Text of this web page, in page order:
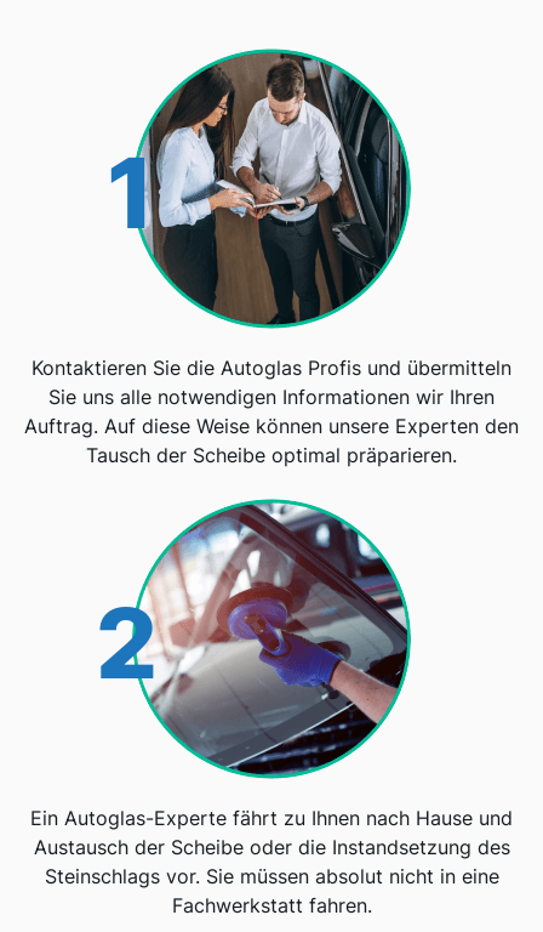
1
Kontaktieren Sie die Autoglas Profis und übermitteln
Sie uns alle notwendigen Informationen wir Ihren
Auftrag. Auf diese Weise können unsere Experten den
Tausch der Scheibe optimal präparieren.
2
Ein Autoglas-Experte fährt zu Ihnen nach Hause und
Austausch der Scheibe oder die Instandsetzung des
Steinschlags vor. Sie müssen absolut nicht in eine
Fachwerkstatt fahren.